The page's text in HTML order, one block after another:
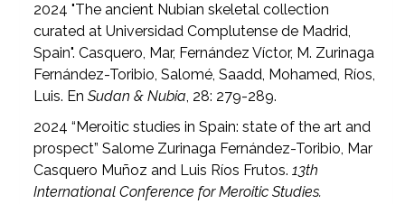
2024 "The ancient Nubian skeletal collection
curated at Universidad Complutense de Madrid,
Spain". Casquero, Mar, Fernández Víctor, M. Zurinaga
Fernández-Toribio, Salomé, Saadd, Mohamed, Ríos,
Luis. EnSudan & Nubia, 28: 279-289.
2024 “Meroitic studies in Spain: state of the art and
prospect” Salome Zurinaga Fernández-Toribio, Mar
Casquero Muñoz and Luis Ríos Frutos.13th
International Conference for Meroitic Studies.